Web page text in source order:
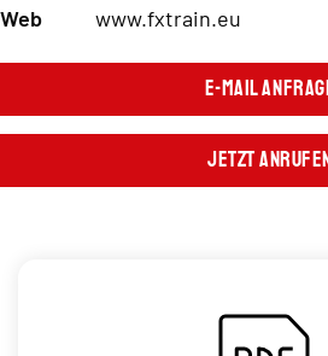
Web
www.fxtrain.eu
E-Mail
Jetzt